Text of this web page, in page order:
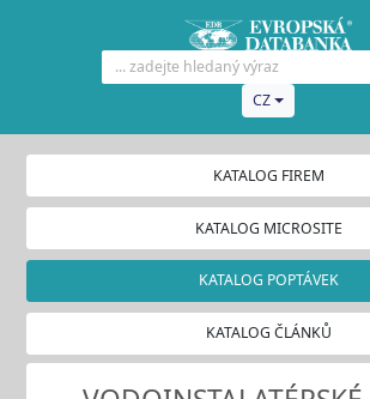
CZ
KATALOG FIREM
KATALOG MICROSITE
KATALOG POPTÁVEK
KATALOG ČLÁNKŮ